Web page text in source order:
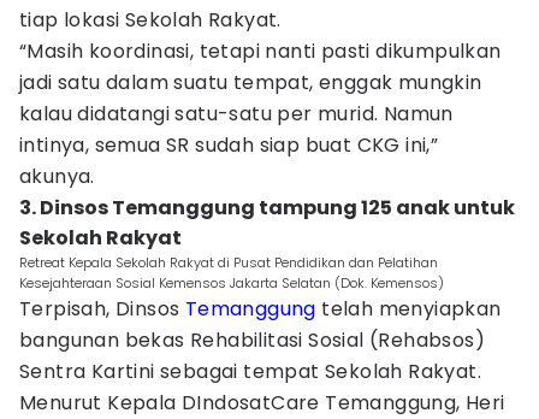
tiap lokasi Sekolah Rakyat.
“Masih koordinasi, tetapi nanti pasti dikumpulkan
jadi satu dalam suatu tempat, enggak mungkin
kalau didatangi satu-satu per murid. Namun
intinya, semua SR sudah siap buat CKG ini,”
akunya.
3. Dinsos Temanggung tampung 125 anak untuk
Sekolah Rakyat
Retreat Kepala Sekolah Rakyat di Pusat Pendidikan dan Pelatihan
Kesejahteraan Sosial Kemensos Jakarta Selatan (Dok. Kemensos)
Terpisah, Dinsos Temanggung telah menyiapkan
bangunan bekas Rehabilitasi Sosial (Rehabsos)
Sentra Kartini sebagai tempat Sekolah Rakyat.
Menurut Kepala DIndosatCare Temanggung, Heri